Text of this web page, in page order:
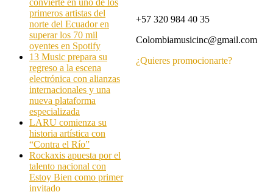
convierte en uno de los
primeros artistas del
norte del Ecuador en
superar los 70 mil
oyentes en Spotify
13 Music prepara su
regreso a la escena
electrónica con alianzas
internacionales y una
nueva plataforma
especializada
LARU comienza su
historia artística con
“Contra el Río”
Rockaxis apuesta por el
talento nacional con
Estoy Bien como primer
invitado
+57 320 984 40 35
Colombiamusicinc@gmail.com
¿Quieres promocionarte?